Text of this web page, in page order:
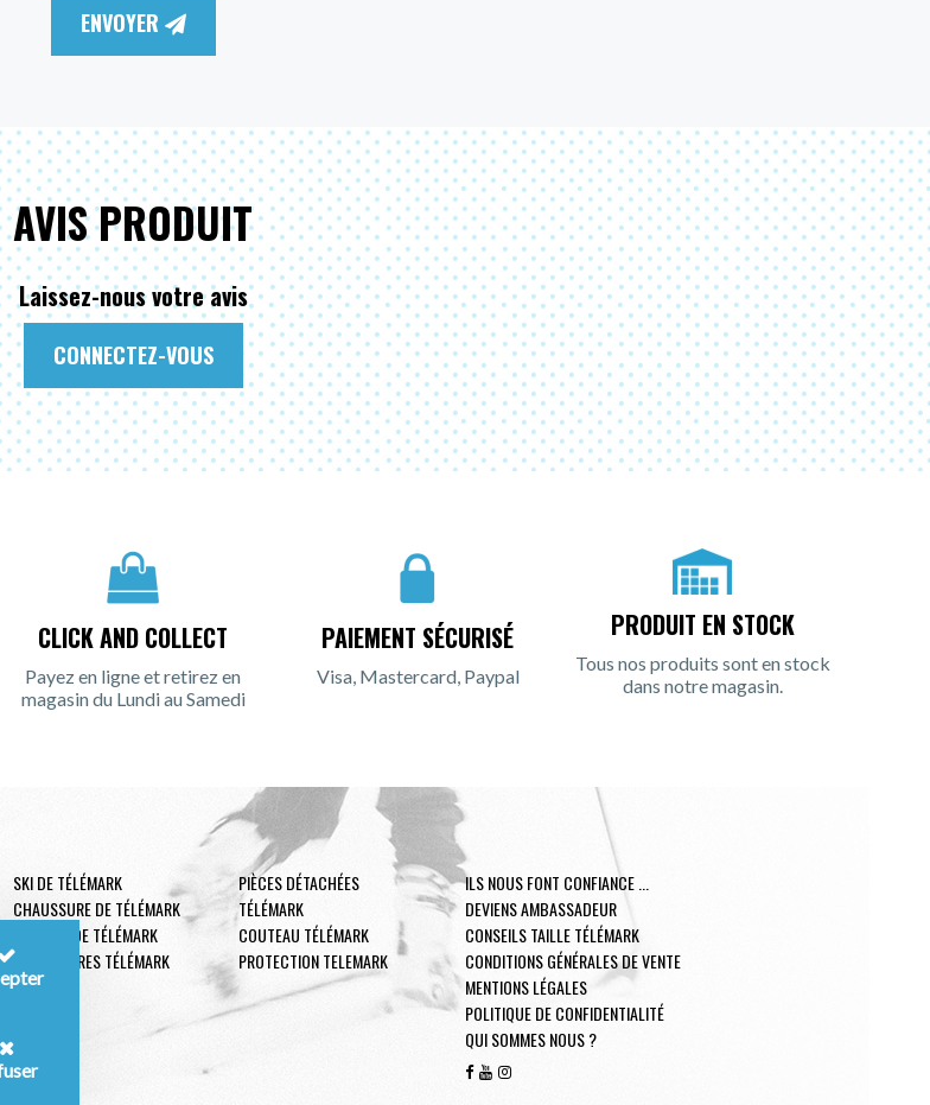
ENVOYER
AVIS PRODUIT
Laissez-nous votre avis
CONNECTEZ-VOUS
CLICK AND COLLECT
Payez en ligne et retirez en
magasin du Lundi au Samedi
PAIEMENT SÉCURISÉ
Visa, Mastercard, Paypal
PRODUIT EN STOCK
Tous nos produits sont en stock
dans notre magasin.
SKI DE TÉLÉMARK
CHAUSSURE DE TÉLÉMARK
FIXATION DE TÉLÉMARK
ACCESSOIRES TÉLÉMARK
PIÈCES DÉTACHÉES
TÉLÉMARK
COUTEAU TÉLÉMARK
PROTECTION TELEMARK
ILS NOUS FONT CONFIANCE ...
DEVIENS AMBASSADEUR
CONSEILS TAILLE TÉLÉMARK
CONDITIONS GÉNÉRALES DE VENTE
MENTIONS LÉGALES
POLITIQUE DE CONFIDENTIALITÉ
QUI SOMMES NOUS ?